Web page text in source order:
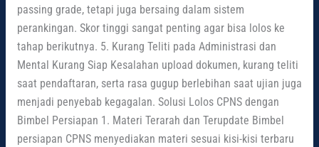
passing grade, tetapi juga bersaing dalam sistem
perankingan. Skor tinggi sangat penting agar bisa lolos ke
tahap berikutnya. 5. Kurang Teliti pada Administrasi dan
Mental Kurang Siap Kesalahan upload dokumen, kurang teliti
saat pendaftaran, serta rasa gugup berlebihan saat ujian juga
menjadi penyebab kegagalan. Solusi Lolos CPNS dengan
Bimbel Persiapan 1. Materi Terarah dan Terupdate Bimbel
persiapan CPNS menyediakan materi sesuai kisi-kisi terbaru